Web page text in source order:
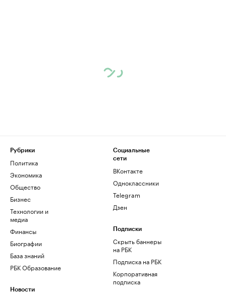
Рубрики
Политика
Экономика
Общество
Бизнес
Технологии и
медиа
Финансы
Биографии
База знаний
РБК Образование
Новости
Социальные
сети
ВКонтакте
Одноклассники
Telegram
Дзен
Подписки
Скрыть баннеры
на РБК
Подписка на РБК
Корпоративная
подписка